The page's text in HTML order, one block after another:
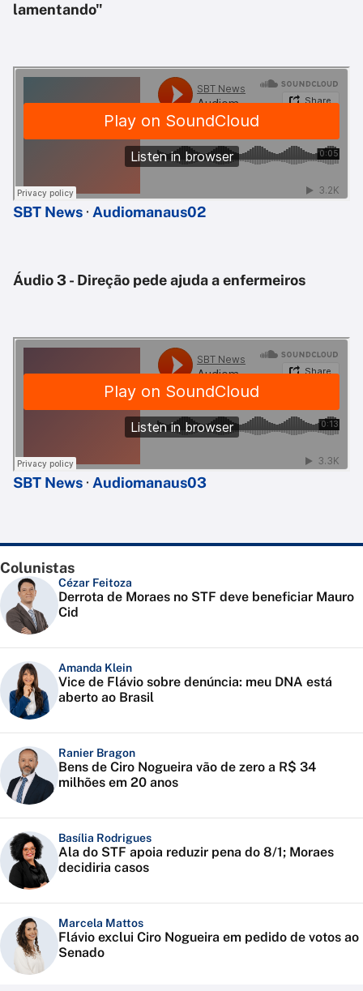
lamentando"
SBT News · Audiomanaus02
Áudio 3 - Direção pede ajuda a enfermeiros
SBT News · Audiomanaus03
Colunistas
Cézar Feitoza
Derrota de Moraes no STF deve beneficiar Mauro
Cid
Amanda Klein
Vice de Flávio sobre denúncia: meu DNA está
aberto ao Brasil
Ranier Bragon
Bens de Ciro Nogueira vão de zero a R$ 34
milhões em 20 anos
Basília Rodrigues
Ala do STF apoia reduzir pena do 8/1; Moraes
decidiria casos
Marcela Mattos
Flávio exclui Ciro Nogueira em pedido de votos ao
Senado